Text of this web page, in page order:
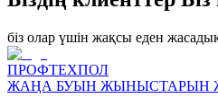
біз олар үшін жақсы еден
ПРОФТЕХПОЛ
ЖАҢА БУЫН ЖЫНЫСТАРЫН